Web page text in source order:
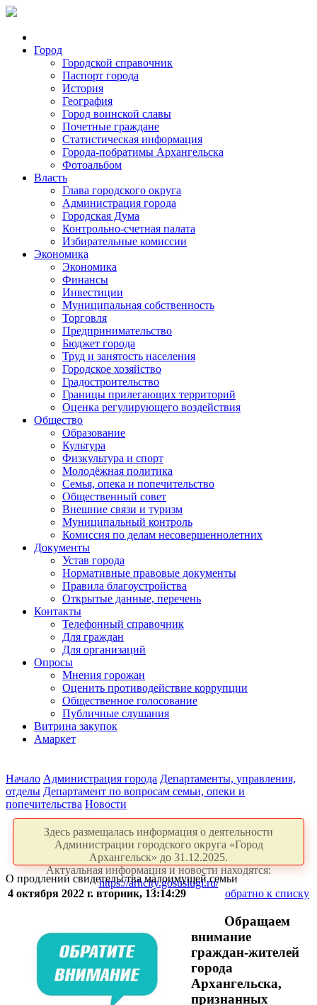
Город
Городской справочник
Паспорт города
История
География
Город воинской славы
Почетные граждане
Статистическая информация
Города-побратимы Архангельска
Фотоальбом
Власть
Глава городского округа
Администрация города
Городская Дума
Контрольно-счетная палата
Избирательные комиссии
Экономика
Экономика
Финансы
Инвестиции
Муниципальная собственность
Торговля
Предпринимательство
Бюджет города
Труд и занятость населения
Городское хозяйство
Градостроительство
Границы прилегающих территорий
Оценка регулирующего воздействия
Общество
Образование
Культура
Физкультура и спорт
Молодёжная политика
Семья, опека и попечительство
Общественный совет
Внешние связи и туризм
Муниципальный контроль
Комиссия по делам несовершеннолетних
Документы
Устав города
Нормативные правовые документы
Правила благоустройства
Открытые данные, перечень
Контакты
Телефонный справочник
Для граждан
Для организаций
Опросы
Мнения горожан
Оценить противодействие коррупции
Общественное голосование
Публичные слушания
Витрина закупок
Амаркет
Начало Администрация города Департаменты, управления,
отделы Департамент по вопросам семьи, опеки и
попечительства Новости
Здесь размещалась информация о деятельности
Администрации городского округа «Город
Архангельск» до 31.12.2025.
Актуальная информация и новости находятся:
https://arhcity.gosuslugi.ru/
О продлении свидетельства малоимущей семьи
4 октября 2022 г. вторник, 13:14:29
обратно к списку
Обращаем
внимание
граждан-жителей
города
Архангельска,
признанных